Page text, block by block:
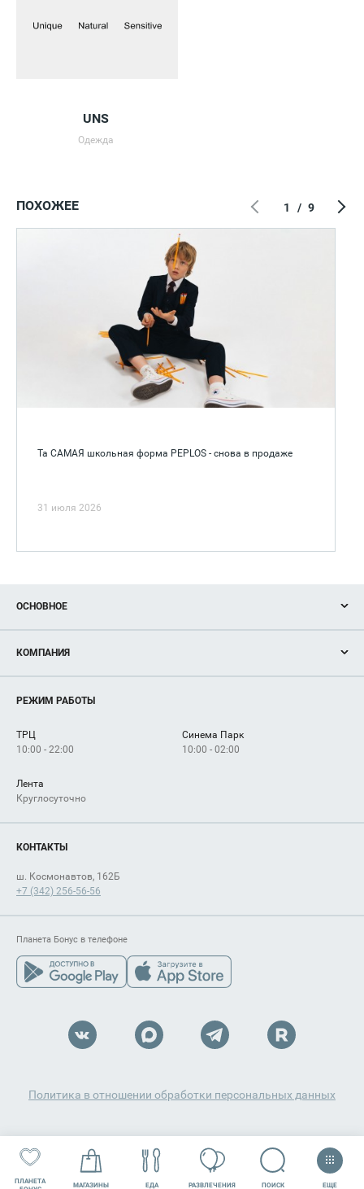
ПЛАНЕТА
МАГАЗИНЫ ЕДА РАЗВЛЕЧЕНИЯ СЕРВИСЫ АКЦИИ
ПОИСК ЕЩЕ
UNS
Одежда
ПОХОЖЕЕ
Та САМАЯ школьная форма PEPLOS - снова в продаже
31 июля 2026
1 / 9
ОСНОВНОЕ
Новости
Магазины
Услуги
КОМПАНИЯ
Рекламодателям
Как добраться
РЕЖИМ РАБОТЫ
ТРЦ
10:00 - 22:00
Синема Парк
10:00 - 02:00
Лента
Круглосуточно
КОНТАКТЫ
ш. Космонавтов, 162Б
+7 (342) 256-56-56
Планета Бонус в телефоне
Политика в отношении обработки персональных данных